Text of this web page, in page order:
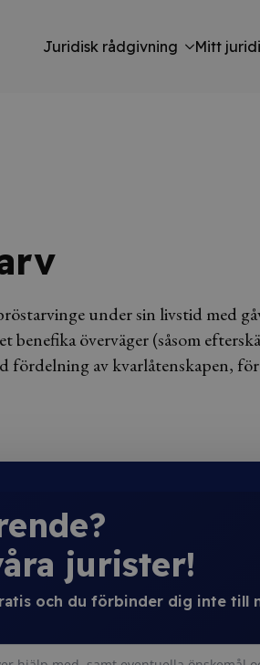
Juridisk rådgivning Mitt
under sin livstid med
benefika överväger (såsom
fördelning av kvarlåtenskapen,
jurister!
och du förbinder dig inte till